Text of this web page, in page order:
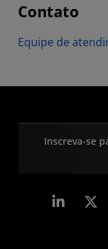
Contato
Equipe de
Inscreva-se